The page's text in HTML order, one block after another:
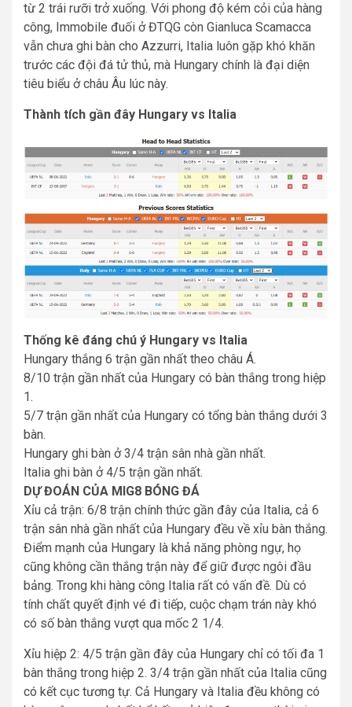
từ 2 trái rưỡi trở xuống. Với phong độ kém cỏi của hàng
công, Immobile đuối ở ĐTQG còn Gianluca Scamacca
vẫn chưa ghi bàn cho Azzurri, Italia luôn gặp khó khăn
trước các đội đá tử thủ, mà Hungary chính là đại diện
tiêu biểu ở châu Âu lúc này.
Thành tích gần đây Hungary vs Italia
Thống kê đáng chú ý Hungary vs Italia
Hungary thắng 6 trận gần nhất theo châu Á.
8/10 trận gần nhất của Hungary có bàn thắng trong hiệp
1.
5/7 trận gần nhất của Hungary có tổng bàn thắng dưới 3
bàn.
Hungary ghi bàn ở 3/4 trận sân nhà gần nhất.
Italia ghi bàn ở 4/5 trận gần nhất.
DỰ ĐOÁN CỦA MIG8 BÓNG ĐÁ
Xỉu cả trận: 6/8 trận chính thức gần đây của Italia, cả 6
trận sân nhà gần nhất của Hungary đều về xỉu bàn thắng.
Điểm mạnh của Hungary là khả năng phòng ngự, họ
cũng không cần thắng trận này để giữ được ngôi đầu
bảng. Trong khi hàng công Italia rất có vấn đề. Dù có
tính chất quyết định vé đi tiếp, cuộc chạm trán này khó
có số bàn thắng vượt qua mốc 2 1/4.
Xỉu hiệp 2: 4/5 trận gần đây của Hungary chỉ có tối đa 1
bàn thắng trong hiệp 2. 3/4 trận gần nhất của Italia cũng
có kết cục tương tự. Cả Hungary và Italia đều không có